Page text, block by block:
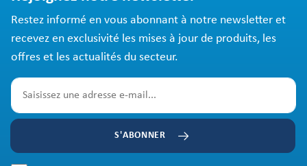
Restez informé en vous abonnant à notre newsletter et
recevez en exclusivité les mises à jour de produits, les
offres et les actualités du secteur.
S'ABONNER